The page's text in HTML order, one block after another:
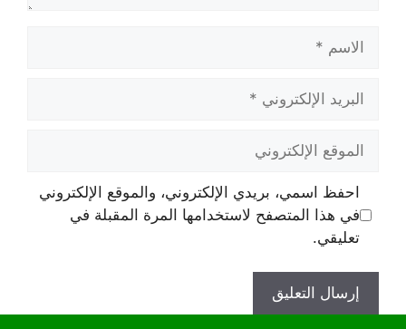
الإلكتروني
الإلكتروني
احفظ اسمي، بريدي الإلكتروني، والموقع الإلكتروني
في هذا المتصفح لاستخدامها المرة المقبلة في
تعليقي.